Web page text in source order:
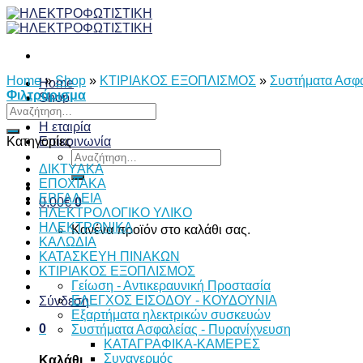
Skip
to
Home
Shop
Νέα
Η εταιρία
Επικοινωνία
Αναζήτηση
για:
0,00€ 0
Κανένα προϊόν στο καλάθι σας.
Σύνδεση
0
Home » Shop » ΚΤΙΡΙΑΚΟΣ ΕΞΟΠΛΙΣΜΟΣ » Συστήματα
Φιλτράρισμα
Αναζήτηση
για:
Κατηγορίες
ΔΙKTΥAKA
ΕΠΟΧΙΑΚΑ
ΕΡΓΑΛΕΙΑ
ΗΛΕΚΤΡΟΛΟΓΙΚΟ ΥΛΙΚΟ
ΗΛΕΚΤΡΟΝΙΚΑ
ΚΑΛΩΔΙΑ
ΚΑΤΑΣΚΕΥΗ ΠΙΝΑΚΩΝ
ΚΤΙΡΙΑΚΟΣ ΕΞΟΠΛΙΣΜΟΣ
Γείωση - Αντικεραυνική Προστασία
ΕΛΕΓΧΟΣ ΕΙΣΟΔΟΥ - ΚΟΥΔΟΥΝΙΑ
Εξαρτήματα ηλεκτρικών συσκευών
Συστήματα Ασφαλείας - Πυρανίχνευση
ΚΑΤΑΓΡΑΦΙΚΑ-ΚΑΜΕΡΕΣ
Συναγερμός